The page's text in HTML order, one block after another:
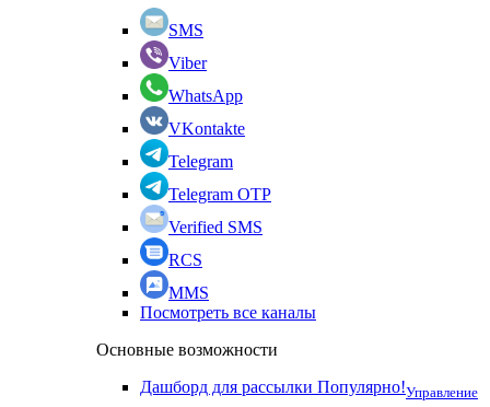
SMS
Viber
WhatsApp
VKontakte
Telegram
Telegram OTP
Verified SMS
RCS
MMS
Посмотреть все каналы
Основные возможности
Дашборд для рассылки Популярно!Управление